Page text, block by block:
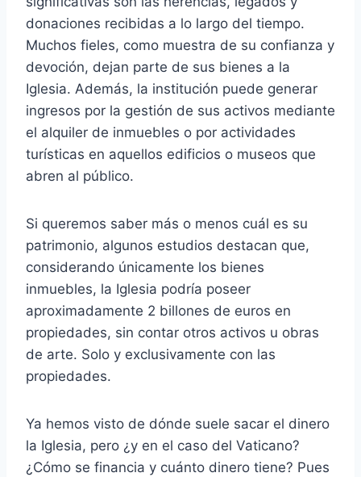
donaciones recibidas a lo largo del tiempo.
Muchos fieles, como muestra de su confianza y
devoción, dejan parte de sus bienes a la
Iglesia. Además, la institución puede generar
ingresos por la gestión de sus activos mediante
el alquiler de inmuebles o por actividades
turísticas en aquellos edificios o museos que
abren al público.
Si queremos saber más o menos cuál es su
patrimonio, algunos estudios destacan que,
considerando únicamente los bienes
inmuebles, la Iglesia podría poseer
aproximadamente 2 billones de euros en
propiedades, sin contar otros activos u obras
de arte. Solo y exclusivamente con las
propiedades.
Ya hemos visto de dónde suele sacar el dinero
la Iglesia, pero ¿y en el caso del Vaticano?
¿Cómo se financia y cuánto dinero tiene? Pues